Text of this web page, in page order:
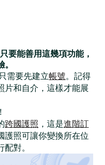
要能善用這幾項功能，
需要先建立帳號。記得
片和自介，這樣才能展
跨國護照 ，這是進階訂
護照可讓你變換所在位
對。